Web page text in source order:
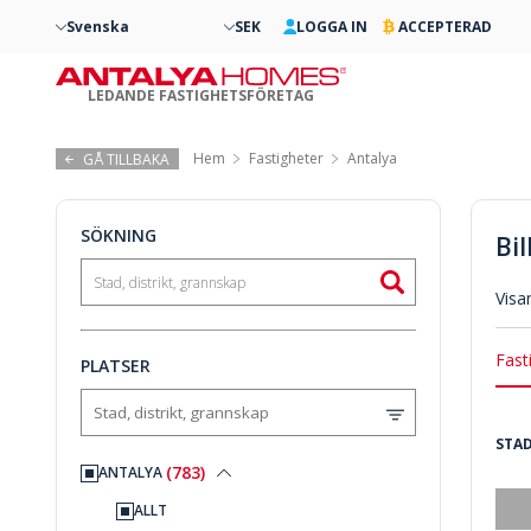
GÅ TILLBAKA Hem Fastigheter Antalya
SÖKNING
PLATSER
ANTALYA (783)
ALLT
Svenska SEK LOGGA IN ACCEPTERAD
LEDANDE FASTIGHETSFÖRETAG